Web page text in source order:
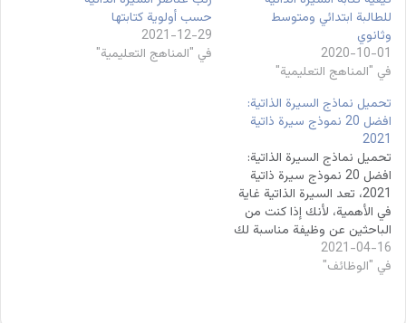
للطالبة ابتدائي ومتوسط
وثانوي
2020-10-01
في "المناهج التعليمية"
حسب أولوية كتابتها
2021-12-29
في "المناهج التعليمية"
تحميل نماذج السيرة الذاتية:
افضل 20 نموذج سيرة ذاتية
2021
تحميل نماذج السيرة الذاتية:
افضل 20 نموذج سيرة ذاتية
2021، تعد السيرة الذاتية غاية
في الأهمية، لأنك إذا كنت من
الباحثين عن وظيفة مناسبة لك
ووجدتها، لا تضيع هذه الفرصة
أبدًا من بين يديك، وجهز
2021-04-16
في "الوظائف"